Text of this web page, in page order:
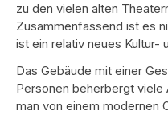
zu den vielen alten
Zusammenfassend ist es
ist ein relativ neues Kultur-
Das Gebäude mit einer
Personen beherbergt viele
man von einem modernen